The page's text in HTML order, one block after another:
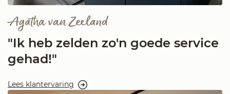
Agatha van Zeeland
"Ik heb zelden zo'n goede service
gehad!"
Lees klantervaring